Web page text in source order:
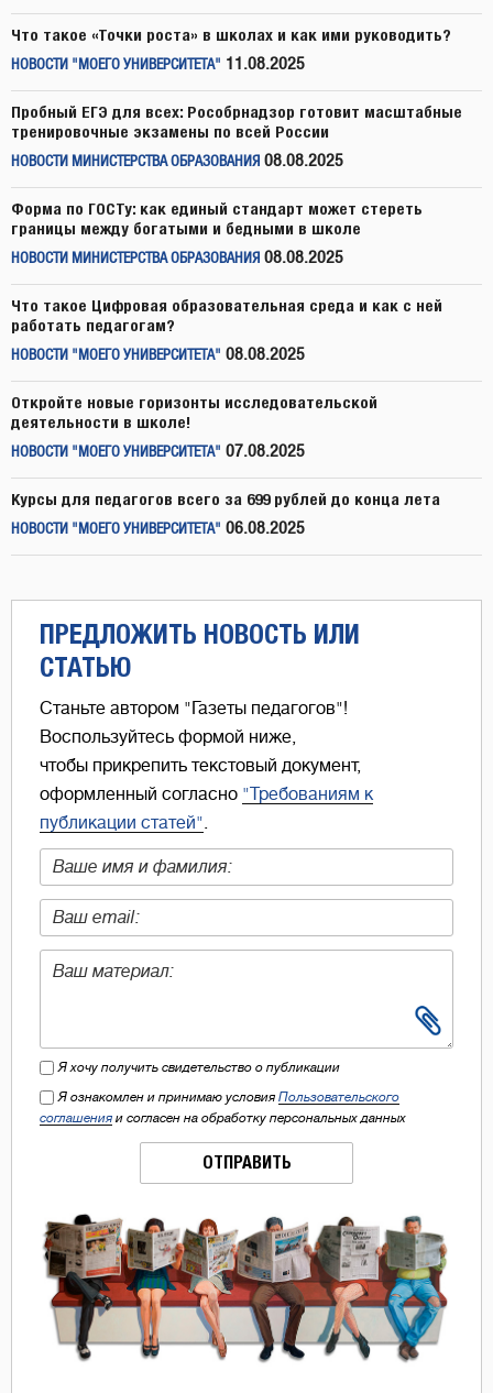
Что такое «Точки роста» в школах и как ими руководить?
НОВОСТИ "МОЕГО УНИВЕРСИТЕТА" 11.08.2025
Пробный ЕГЭ для всех: Рособрнадзор готовит масштабные
тренировочные экзамены по всей России
НОВОСТИ МИНИСТЕРСТВА ОБРАЗОВАНИЯ 08.08.2025
Форма по ГОСТу: как единый стандарт может стереть
границы между богатыми и бедными в школе
НОВОСТИ МИНИСТЕРСТВА ОБРАЗОВАНИЯ 08.08.2025
Что такое Цифровая образовательная среда и как с ней
работать педагогам?
НОВОСТИ "МОЕГО УНИВЕРСИТЕТА" 08.08.2025
Откройте новые горизонты исследовательской
деятельности в школе!
НОВОСТИ "МОЕГО УНИВЕРСИТЕТА" 07.08.2025
Курсы для педагогов всего за 699 рублей до конца лета
НОВОСТИ "МОЕГО УНИВЕРСИТЕТА" 06.08.2025
ПРЕДЛОЖИТЬ НОВОСТЬ ИЛИ
СТАТЬЮ
Станьте автором "Газеты педагогов"!
Воспользуйтесь формой ниже,
чтобы прикрепить текстовый документ,
оформленный согласно "Требованиям к
публикации статей".
Я хочу получить свидетельство о публикации
Я ознакомлен и принимаю условия Пользовательского
соглашения и согласен на обработку персональных данных
ОТПРАВИТЬ